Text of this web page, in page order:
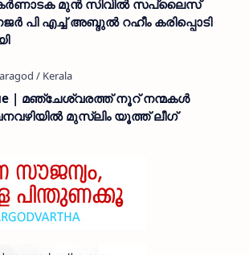
കർണാടക മുൻ സിവില്‍ സപ്ലൈസ്
പി എച്ച് അബ്ദുൽ റഹീം കരിപ്പൊടി
| മഞ്ചേശ്വരത്ത് നൂറ് നന്മകൾ
മുസ്ലിം യൂത്ത് ലീഗ്